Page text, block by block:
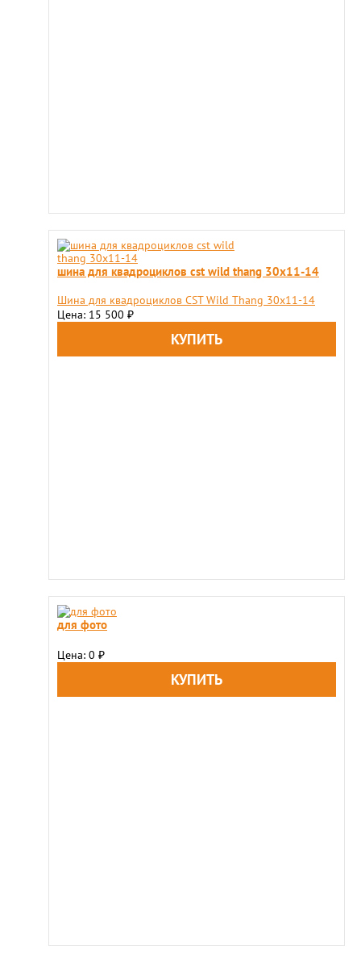
шина для квадроциклов cst wild thang 30x11-14
Шина для квадроциклов CST Wild Thang 30x11-14
Цена: 15 500 ₽
для фото
Цена: 0 ₽